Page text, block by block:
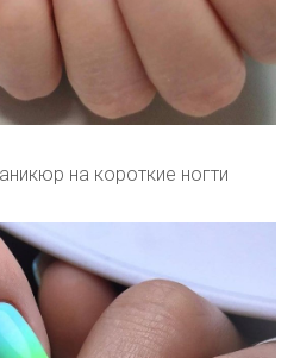
на короткие ногти